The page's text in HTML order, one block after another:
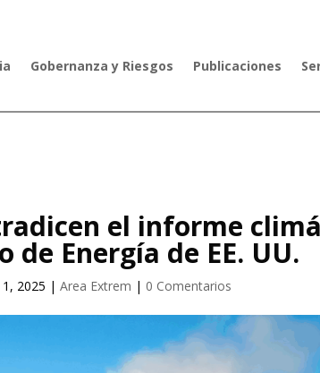
Gobernanza y Riesgos Publicaciones
el informe
de Energía de EE. UU.
2025 |Area Extrem | 0 Comentarios